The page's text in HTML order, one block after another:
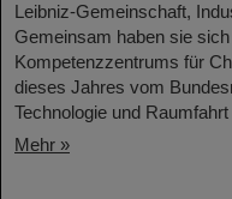
Leibniz-Gemeinschaft,
Gemeinsam haben sie
Kompetenzzentrums für
dieses Jahres vom
Technologie und
Mehr »